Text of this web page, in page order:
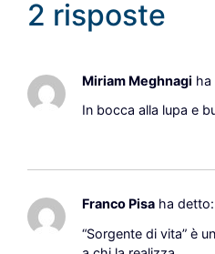
2 risposte
Miriam Meghnagi ha
In bocca alla lupa e
Franco Pisa ha detto:
“Sorgente di vita” è